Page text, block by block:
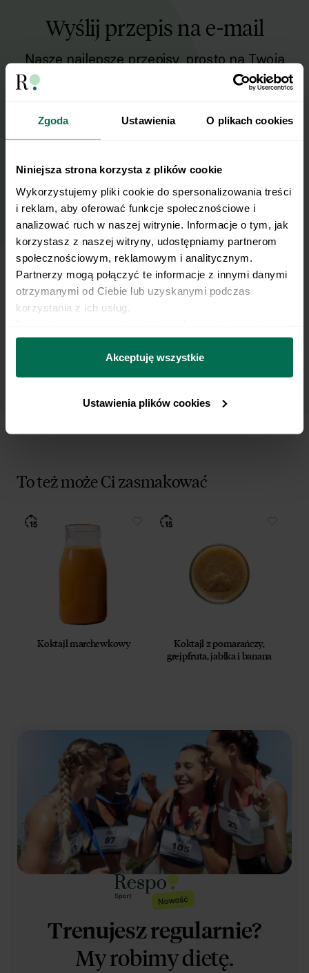
Zgoda Ustawienia O plikach cookies
Niniejsza strona korzysta z plików cookie
Wykorzystujemy pliki cookie do spersonalizowania treści
i reklam, aby oferować funkcje społecznościowe i
analizować ruch w naszej witrynie. Informacje o tym, jak
korzystasz z naszej witryny, udostępniamy partnerom
społecznościowym, reklamowym i analitycznym.
Partnerzy mogą połączyć te informacje z innymi danymi
otrzymanymi od Ciebie lub uzyskanymi podczas
korzystania z ich usług.
można się z nami skontaktować i w jaki sposób
przetwarzamy dane osobowe w ramach
prywatności.
Akceptuję wszystkie
Ustawienia plików cookies
Wyślij przepis na e-mail
Nasze najlepsze przepisy, prosto na Twoja
Zapisz się do naszego Newslettera
Imię
Email
Wyślij
Wyrażam zgodę na przetwarzanie moich
danych osobowych w celu otrzymywania
To też może Ci zasmakować
Koktajl marchewkowy
Koktajl z pomarańczy,
grejpfruta, jabłka i banana
Trenujesz regularnie?
My robimy dietę.